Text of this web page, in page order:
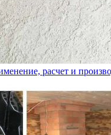
расчет и